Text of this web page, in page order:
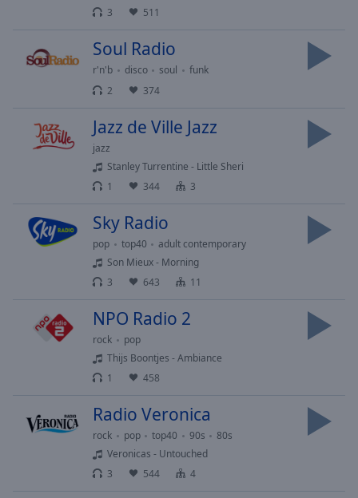
Audio
Picture
Fullscreen
modal
window.
window.
close
3
511
Soul Radio
r'n'b disco soul
funk
2
374
Jazz de Ville Jazz
jazz
Stanley Turrentine - Little Sheri
1
344 3
Sky Radio
pop top40
adult contemporary
Son Mieux - Morning
3
643 11
NPO Radio 2
rock
pop
Thijs Boontjes - Ambiance
1
458
Radio Veronica
rock pop top40 90s
80s
Veronicas - Untouched
3
544 4